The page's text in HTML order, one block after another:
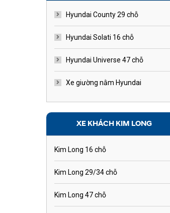
Hyundai County 29 chỗ
Hyundai Solati 16 chỗ
Hyundai Universe 47 chỗ
Xe giường nằm Hyundai
XE KHÁCH KIM LONG
Kim Long 16 chỗ
Kim Long 29/34 chỗ
Kim Long 47 chỗ